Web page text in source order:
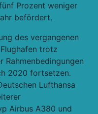
Prozent weniger
befördert.
des vergangenen
trotz
2020 fortsetzen.
Lufthansa
Airbus A380 und